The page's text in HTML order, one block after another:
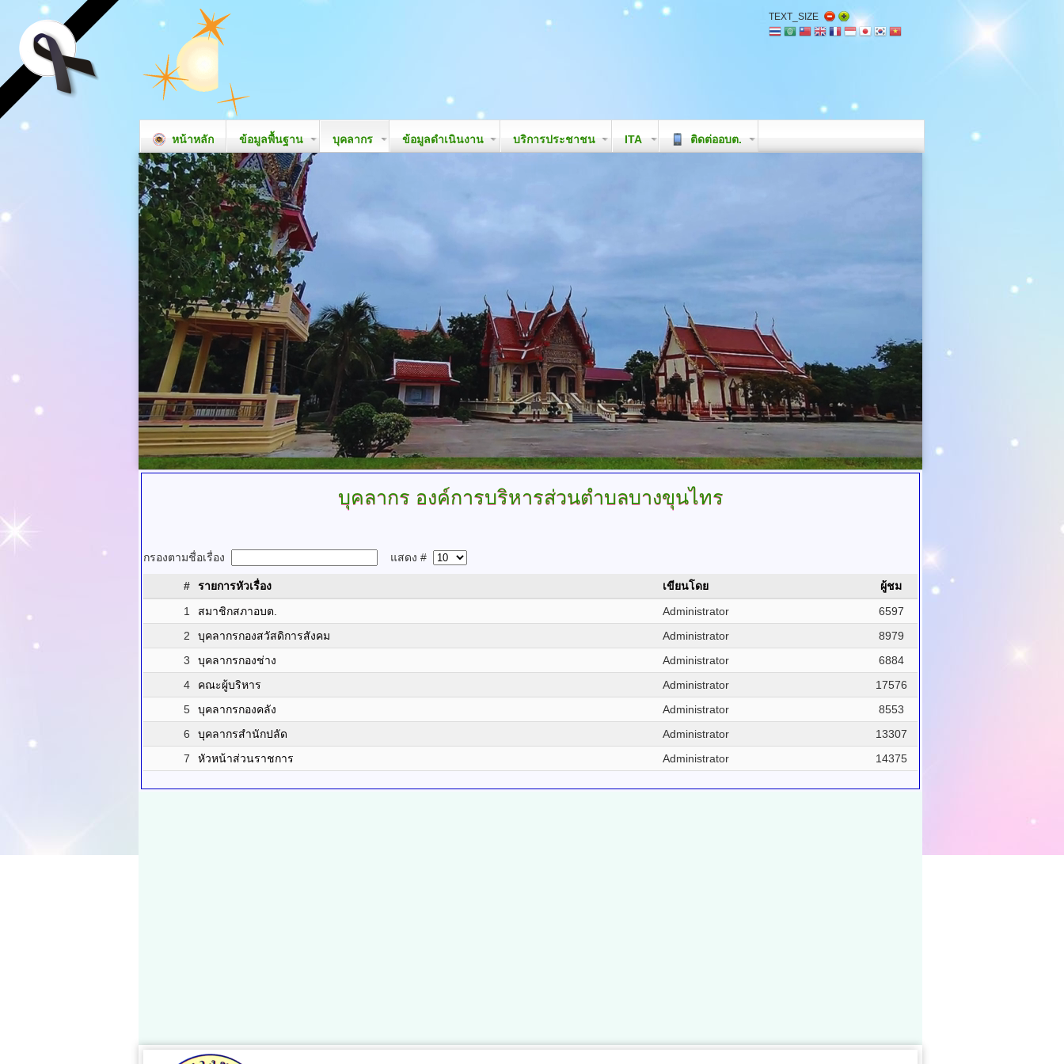
TEXT_SIZE
หน้าหลัก ข้อมูลพื้นฐาน บุคลากร ข้อมูลดำเนินงาน บริการประชาชน ITA ติดต่ออบต.
บุคลากร องค์การบริหารส่วนตำบลบางขุนไทร
กรองตามชื่อเรื่อง แสดง #
# รายการหัวเรื่อง เขียนโดย
ผู้ชม
1
สมาชิกสภาอบต. Administrator
6597
2
บุคลากรกองสวัสดิการสังคม Administrator
8979
3
บุคลากรกองช่าง Administrator
6884
4
คณะผู้บริหาร Administrator
17576
5
บุคลากรกองคลัง Administrator
8553
6
บุคลากรสำนักปลัด Administrator
13307
7
หัวหน้าส่วนราชการ Administrator 14375